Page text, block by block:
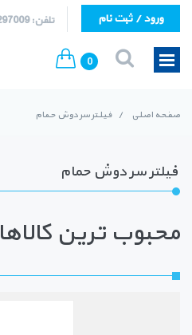
تلفن: 77297009-021 ورود / ثبت نام
0
صفحه اصلی / فیلتر سر دوش حمام
فیلتر سر دوش حمام
محبوب ترین کالاها